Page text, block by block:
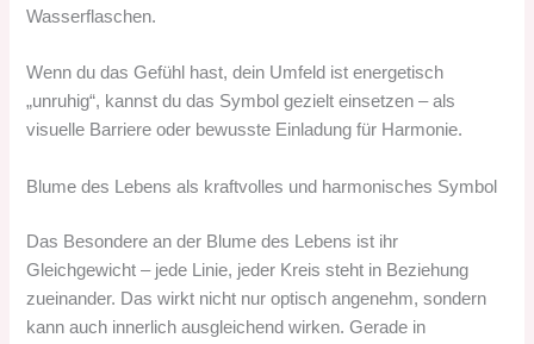
Wasserflaschen.
Wenn du das Gefühl hast, dein Umfeld ist energetisch
„unruhig“, kannst du das Symbol gezielt einsetzen – als
visuelle Barriere oder bewusste Einladung für Harmonie.
Blume des Lebens als kraftvolles und harmonisches Symbol
Das Besondere an der Blume des Lebens ist ihr
Gleichgewicht – jede Linie, jeder Kreis steht in Beziehung
zueinander. Das wirkt nicht nur optisch angenehm, sondern
kann auch innerlich ausgleichend wirken. Gerade in